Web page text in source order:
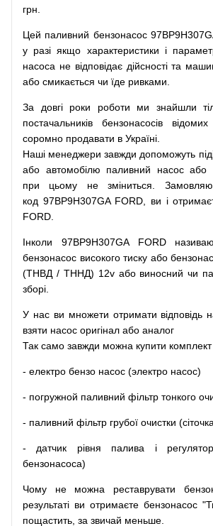
грн.
Цей паливний бензонасос
у разі якщо характеристики і
насоса не відповідає дійсності та
або смикається чи їде ривками
За довгі роки роботи ми знайшли
постачальників
бензонасосів
соромно продавати в Україні.
Наші менеджери завжди допоможуть
або автомобілю паливний насос або
при
цьому не зміниться
код 97BP9H307GA FORD, ви і
FORD.
Інколи 97BP9H307GA FORD
бензонасос високого тиску або
(ТНВД / ТННД) 12v або виносний чи
зборі
У нас ви множети отримати відповідь
взяти насос оригінал або аналог
Так само завжди можна купити комплект
- електро бензо насос (электро насос)
- погружной паливний фільтр тонкого
- паливний фільтр грубої очистки (сіточка
- датчик рівня палива і регулятор
бензонасоса)
Чому не можна реставрувати
результаті ви отримаєте бензонасос "
пощастить, за звичай меньше.